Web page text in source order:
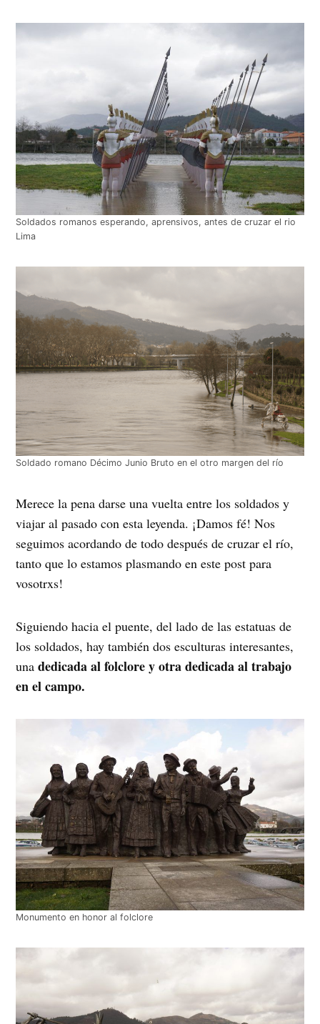
Soldados romanos esperando, aprensivos, antes de cruzar el rio
Lima
Soldado romano Décimo Junio Bruto en el otro margen del río
Merece la pena darse una vuelta entre los soldados y
viajar al pasado con esta leyenda. ¡Damos fé! Nos
seguimos acordando de todo después de cruzar el río,
tanto que lo estamos plasmando en este post para
vosotrxs!
Siguiendo hacia el puente, del lado de las estatuas de
los soldados, hay también dos esculturas interesantes,
unadedicada al folclore y otra dedicada al trabajo
en el campo.
Monumento en honor al folclore